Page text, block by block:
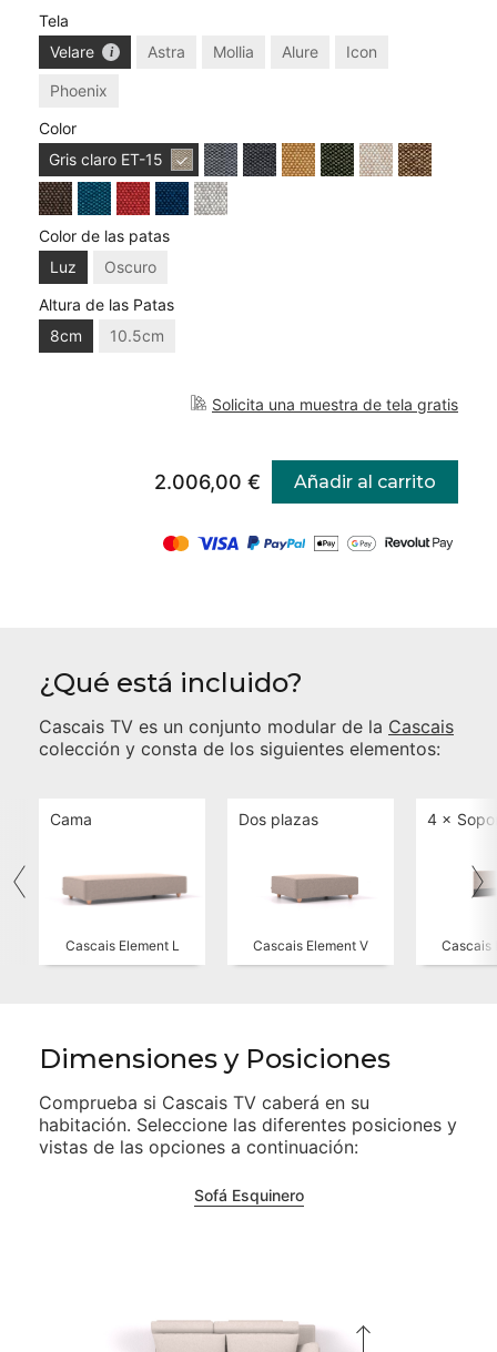
Tela
Velare
Astra Mollia Alure Icon
Phoenix
Color
Gris claro ET-15
Color de las patas
Luz
Oscuro
Altura de las Patas
8cm
10.5cm
Solicita una muestra de tela gratis
2.006,00 € Añadir al carrito
¿Qué está incluido?
Cascais TV es un conjunto modular de la Cascais
colección y consta de los siguientes elementos:
Cama
Cascais Element L
Dos plazas
Cascais Element V
4 ×
Cascais
Dimensiones y Posiciones
Comprueba si Cascais TV caberá en su
habitación. Seleccione las diferentes posiciones y
vistas de las opciones a continuación:
Sofá Esquinero